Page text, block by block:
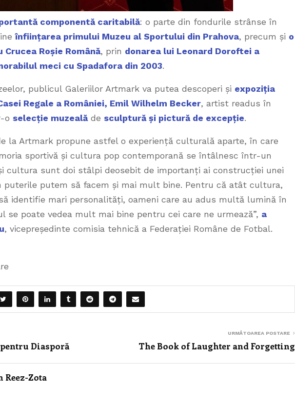
componentă caritabilă: o parte din fondurile strânse în
înființarea primului Muzeu al Sportului din Prahova, precum și o
Roșie Română, prin donarea lui Leonard Doroftei a
meci cu Spadafora din 2003.
publicul Galeriilor Artmark va putea descoperi și expoziția
Regale a României, Emil Wilhelm Becker, artist readus în
o selecție muzealăde sculptură și pictură de excepție.
la Artmark propune astfel o experiență culturală aparte, în care
sportivă și cultura pop contemporană se întâlnesc într-un
cultura sunt doi stâlpi deosebit de importanți ai construcției unei
puterile putem să facem și mai mult bine. Pentru că atât cultura,
identifie mari personalități, oameni care au adus multă lumină în
se poate vedea mult mai bine pentru cei care ne urmează”, a
, vicepreședinte comisia tehnică a Federației Române de Fotbal.
Diasporă
URMĂTOAREA POSTARE
The Book of Laughter and Forgetting
Reez-Zota